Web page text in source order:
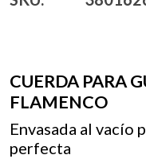
CUERDA PARA
FLAMENCO
Envasada al vacío
perfecta